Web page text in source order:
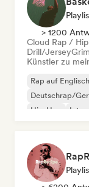
> 1200
Cloud Rap /
Drill/Jersey
Künstler zu
Rap auf Englisch
Deutschrap/
Hip-Hop